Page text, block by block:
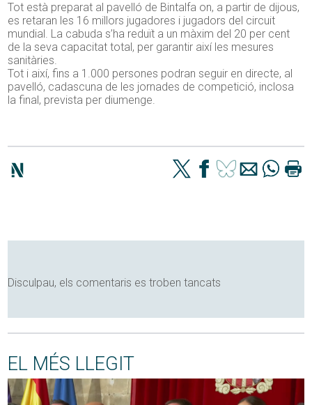
Tot està preparat al pavelló de Bintalfa on, a partir de dijous,
es retaran les 16 millors jugadores i jugadors del circuit
mundial. La cabuda s’ha reduït a un màxim del 20 per cent
de la seva capacitat total, per garantir així les mesures
sanitàries.
Tot i així, fins a 1.000 persones podran seguir en directe, al
pavelló, cadascuna de les jornades de competició, inclosa
la final, prevista per diumenge.
Disculpau, els comentaris es troben tancats
EL MÉS LLEGIT